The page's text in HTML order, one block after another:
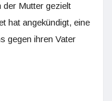
Mutter gezielt
hat angekündigt, eine
gegen ihren Vater